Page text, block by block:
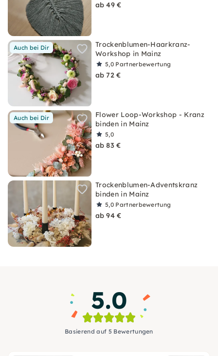
ab 49 €
Auch bei Dir
Trockenblumen-Haarkranz-
Workshop in Mainz
5,0 Partnerbewertung
ab 72 €
Auch bei Dir
Flower Loop-Workshop - Kranz
binden in Mainz
5,0
ab 83 €
Trockenblumen-Adventskranz
binden in Mainz
5,0 Partnerbewertung
ab 94 €
5.0
Basierend auf 5 Bewertungen